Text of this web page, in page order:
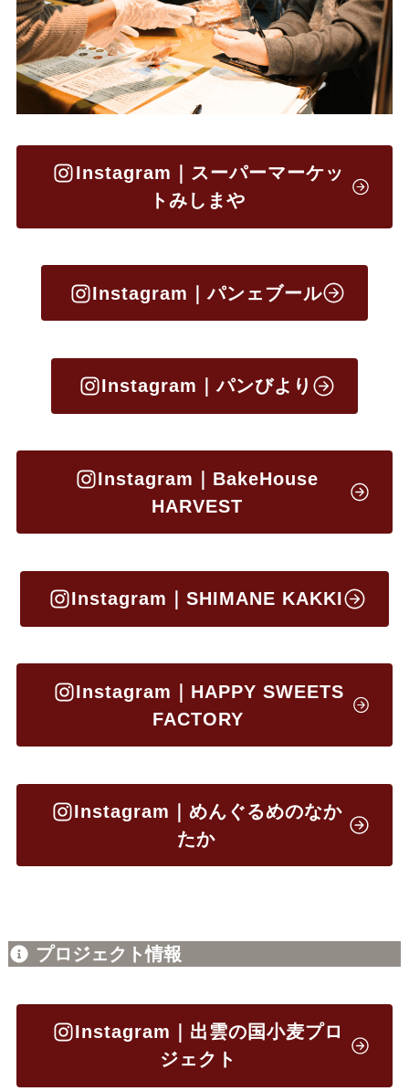
Instagram｜スーパーマーケッ
トみしまや
Instagram｜パンェブール
Instagram｜パンびより
Instagram｜BakeHouse
HARVEST
Instagram｜SHIMANE KAKKI
Instagram｜HAPPY SWEETS
FACTORY
Instagram｜めんぐるめのなか
たか
プロジェクト情報
Instagram｜出雲の国小麦プロ
ジェクト